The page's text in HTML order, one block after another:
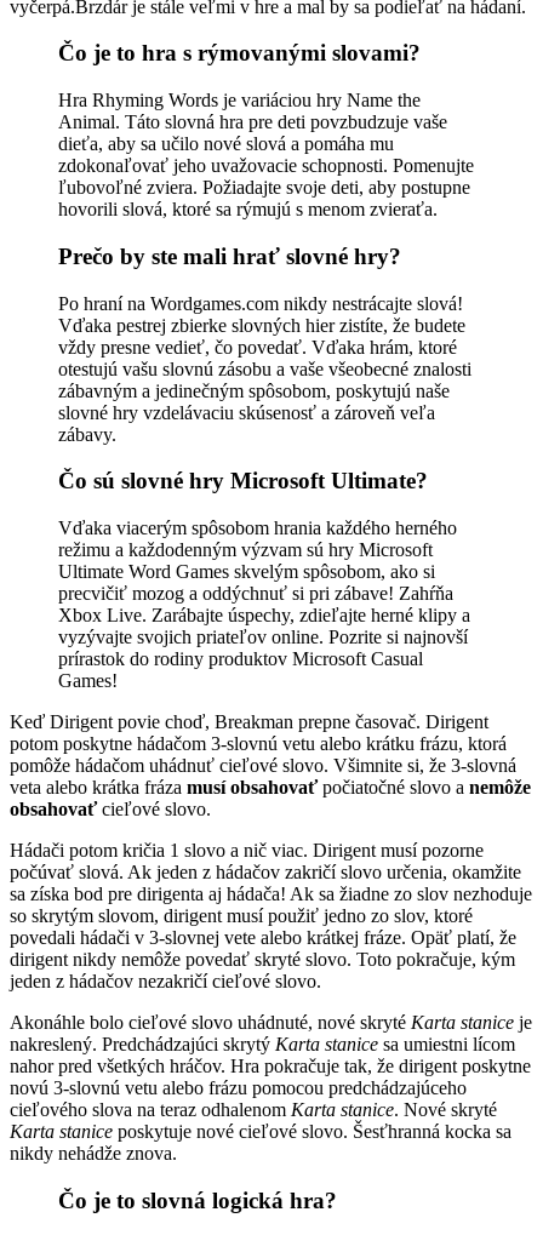
vyčerpá.Brzdár je stále veľmi v hre a mal by sa podieľať na hádaní.
Čo je to hra s rýmovanými slovami?
Hra Rhyming Words je variáciou hry Name the
Animal. Táto slovná hra pre deti povzbudzuje vaše
dieťa, aby sa učilo nové slová a pomáha mu
zdokonaľovať jeho uvažovacie schopnosti. Pomenujte
ľubovoľné zviera. Požiadajte svoje deti, aby postupne
hovorili slová, ktoré sa rýmujú s menom zvieraťa.
Prečo by ste mali hrať slovné hry?
Po hraní na Wordgames.com nikdy nestrácajte slová!
Vďaka pestrej zbierke slovných hier zistíte, že budete
vždy presne vedieť, čo povedať. Vďaka hrám, ktoré
otestujú vašu slovnú zásobu a vaše všeobecné znalosti
zábavným a jedinečným spôsobom, poskytujú naše
slovné hry vzdelávaciu skúsenosť a zároveň veľa
zábavy.
Čo sú slovné hry Microsoft Ultimate?
Vďaka viacerým spôsobom hrania každého herného
režimu a každodenným výzvam sú hry Microsoft
Ultimate Word Games skvelým spôsobom, ako si
precvičiť mozog a oddýchnuť si pri zábave! Zahŕňa
Xbox Live. Zarábajte úspechy, zdieľajte herné klipy a
vyzývajte svojich priateľov online. Pozrite si najnovší
prírastok do rodiny produktov Microsoft Casual
Games!
Keď Dirigent povie choď, Breakman prepne časovač. Dirigent
potom poskytne hádačom 3-slovnú vetu alebo krátku frázu, ktorá
pomôže hádačom uhádnuť cieľové slovo. Všimnite si, že 3-slovná
veta alebo krátka fráza musí obsahovaťpočiatočné slovo a nemôže
obsahovaťcieľové slovo.
Hádači potom kričia 1 slovo a nič viac. Dirigent musí pozorne
počúvať slová. Ak jeden z hádačov zakričí slovo určenia, okamžite
sa získa bod pre dirigenta aj hádača! Ak sa žiadne zo slov nezhoduje
so skrytým slovom, dirigent musí použiť jedno zo slov, ktoré
povedali hádači v 3-slovnej vete alebo krátkej fráze. Opäť platí, že
dirigent nikdy nemôže povedať skryté slovo. Toto pokračuje, kým
jeden z hádačov nezakričí cieľové slovo.
Akonáhle bolo cieľové slovo uhádnuté, nové skryté Karta stanice je
nakreslený. Predchádzajúci skrytý Karta stanice sa umiestni lícom
nahor pred všetkých hráčov. Hra pokračuje tak, že dirigent poskytne
novú 3-slovnú vetu alebo frázu pomocou predchádzajúceho
cieľového slova na teraz odhalenom Karta stanice. Nové skryté
Karta stanice poskytuje nové cieľové slovo. Šesťhranná kocka sa
nikdy nehádže znova.
Čo je to slovná logická hra?